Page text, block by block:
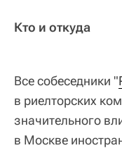
Кто и откуда
Все собеседники "
в риелторских
значительного
в Москве